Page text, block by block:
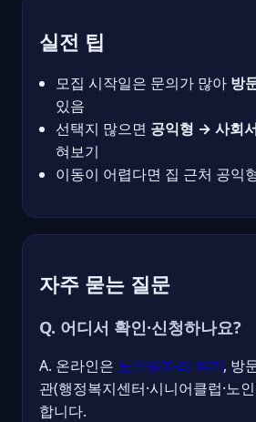
실전 팁
모집 시작일은 문의가 많아 방
있음
선택지 많으면 공익형 → 사회
혀보기
이동이 어렵다면 집 근처 공익
자주 묻는 질문
Q. 어디서 확인·신청하나요?
A. 온라인은 노인일자리 여기, 방
관(행정복지센터·시니어클럽·노
합니다.